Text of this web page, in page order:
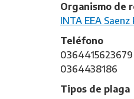
Organismo de
INTA EEA Saenz
Teléfono
0364415623679
0364438186
Tipos de plaga